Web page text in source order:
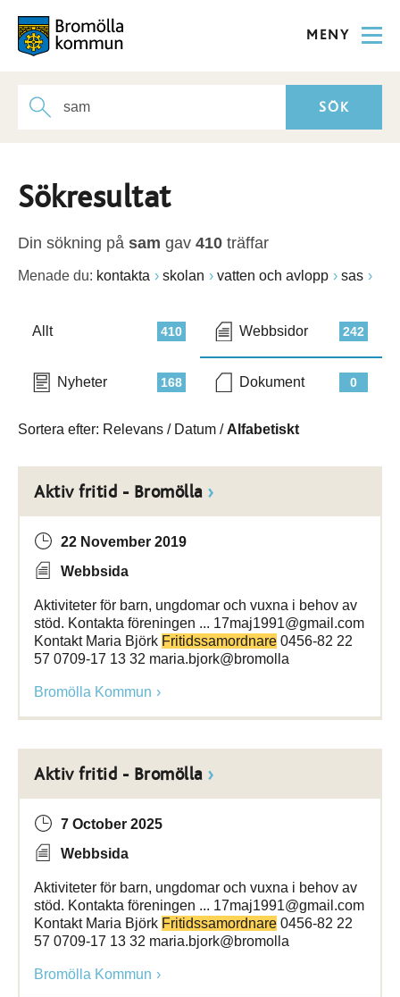
MENY
Sökresultat
Din sökning på sam gav 410 träffar
Menade du: kontakta skolan vatten och avlopp sas
410
Allt 242
Webbsidor
168
Nyheter 0
Dokument
Sortera efter: Relevans / Datum / Alfabetiskt
Aktiv fritid - Bromölla
22 November 2019
Webbsida
Aktiviteter för barn, ungdomar och vuxna i behov av
stöd. Kontakta föreningen ... 17maj1991@gmail.com
Kontakt Maria Björk Fritidssamordnare 0456-82 22
57 0709-17 13 32 maria.bjork@bromolla
Bromölla Kommun
Aktiv fritid - Bromölla
7 October 2025
Webbsida
Aktiviteter för barn, ungdomar och vuxna i behov av
stöd. Kontakta föreningen ... 17maj1991@gmail.com
Kontakt Maria Björk Fritidssamordnare 0456-82 22
57 0709-17 13 32 maria.bjork@bromolla
Bromölla Kommun